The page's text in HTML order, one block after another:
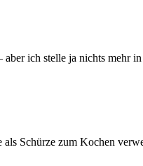
ich stelle ja nichts mehr
Schürze zum Kochen